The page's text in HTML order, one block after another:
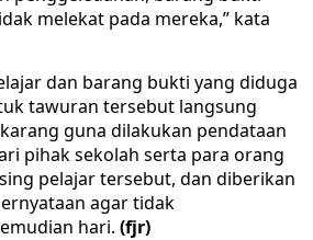
melekat pada mereka,” kata
dan barang bukti yang diduga
tawuran tersebut langsung
guna dilakukan pendataan
pihak sekolah serta para orang
pelajar tersebut, dan diberikan
agar tidak
hari. (fjr)